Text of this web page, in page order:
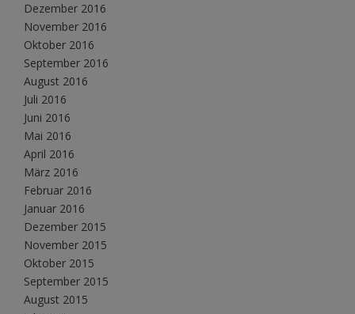
Dezember 2016
November 2016
Oktober 2016
September 2016
August 2016
Juli 2016
Juni 2016
Mai 2016
April 2016
März 2016
Februar 2016
Januar 2016
Dezember 2015
November 2015
Oktober 2015
September 2015
August 2015